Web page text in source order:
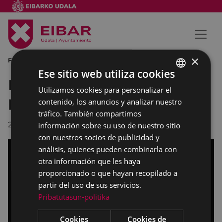
FÉLIX ELCOROIRIBE TXOPITEA ETA PAKEA
Félix Elcoroiribe recibió el
premio "Txopitea eta pakea"
22/12/2025
BASQUE
SPANISH
×
Ese sitio web utiliza cookies
Utilizamos cookies para personalizar el
contenido, los anuncios y analizar nuestro
tráfico. También compartimos
información sobre su uso de nuestro sitio
con nuestros socios de publicidad y
análisis, quienes pueden combinarla con
otra información que les haya
proporcionado o que hayan recopilado a
partir del uso de sus servicios.
Pribatutasun-politika
Cookies
Cookies de